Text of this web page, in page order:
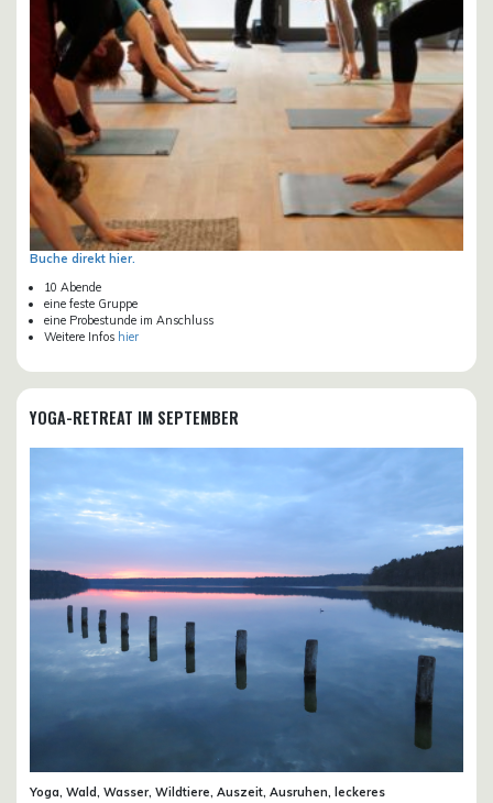
Buche direkt hier.
10 Abende
eine feste Gruppe
eine Probestunde im Anschluss
Weitere Infos hier
YOGA-RETREAT IM SEPTEMBER
Yoga, Wald, Wasser, Wildtiere, Auszeit, Ausruhen, leckeres